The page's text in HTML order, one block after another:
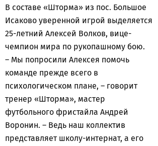
В составе «Шторма» из пос. Большое
Исаково уверенной игрой выделяется
25-летний Алексей Волков, вице-
чемпион мира по рукопашному бою.
– Мы попросили Алексея помочь
команде прежде всего в
психологическом плане, – говорит
тренер «Шторма», мастер
футбольного фристайла Андрей
Воронин. – Ведь наш коллектив
представляет школу-интернат, а его